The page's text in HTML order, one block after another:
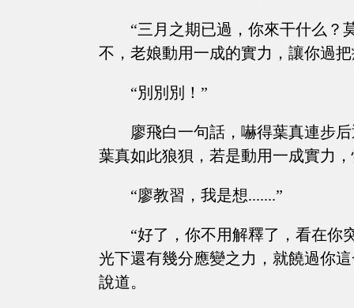
“三月之期已過，你來干什么？
不，老娘動用一成的實力，讓你過把
“別別別！”
廖飛白一句話，嚇得葉真連步
葉真如此狼狽，若是動用一成實力
“廖教習，我是想.......”
“好了，你不用解釋了，看在你
光下還有幾分應變之力，就饒過你
說道。